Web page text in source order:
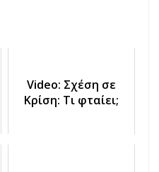
Video: Σχέση σε
Κρίση: Τι φταίει;